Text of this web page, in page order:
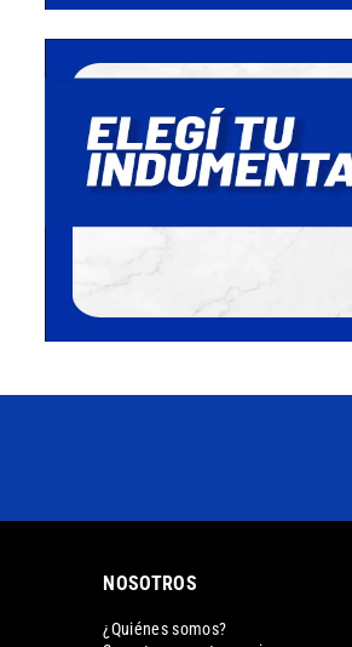
NOSOTROS
¿Quiénes somos?